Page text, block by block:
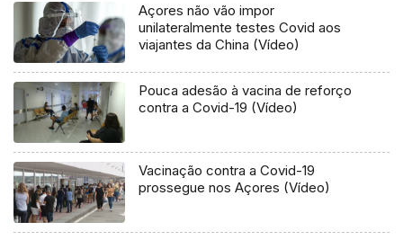
Açores não vão impor
unilateralmente testes Covid aos
viajantes da China (Vídeo)
Pouca adesão à vacina de reforço
contra a Covid-19 (Vídeo)
Vacinação contra a Covid-19
prossegue nos Açores (Vídeo)